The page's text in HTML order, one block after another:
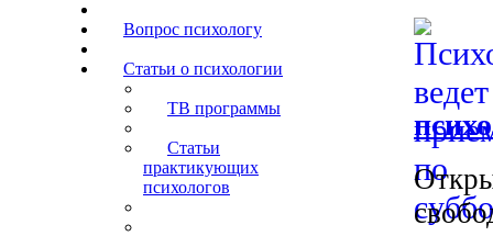
Вопрос психологу
Статьи о психологии
ТВ программы
Статьи
практикующих
психологов